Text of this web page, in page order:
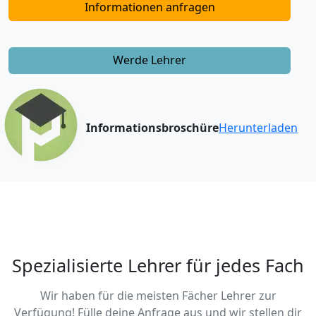
Informationen anfragen
Werde Lehrer
InformationsbroschüreHerunterladen
Spezialisierte Lehrer für jedes Fach
Wir haben für die meisten Fächer Lehrer zur
Verfügung! Fülle deine Anfrage aus und wir stellen dir